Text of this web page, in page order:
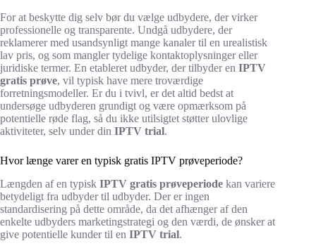
For at beskytte dig selv bør du vælge udbydere, der virker
professionelle og transparente. Undgå udbydere, der
reklamerer med usandsynligt mange kanaler til en urealistisk
lav pris, og som mangler tydelige kontaktoplysninger eller
juridiske termer. En etableret udbyder, der tilbyder en IPTV
gratis prøve, vil typisk have mere troværdige
forretningsmodeller. Er du i tvivl, er det altid bedst at
undersøge udbyderen grundigt og være opmærksom på
potentielle røde flag, så du ikke utilsigtet støtter ulovlige
aktiviteter, selv under din IPTV trial.
Hvor længe varer en typisk gratis IPTV prøveperiode?
Længden af en typisk IPTV gratis prøveperiode kan variere
betydeligt fra udbyder til udbyder. Der er ingen
standardisering på dette område, da det afhænger af den
enkelte udbyders marketingstrategi og den værdi, de ønsker at
give potentielle kunder til en IPTV trial.